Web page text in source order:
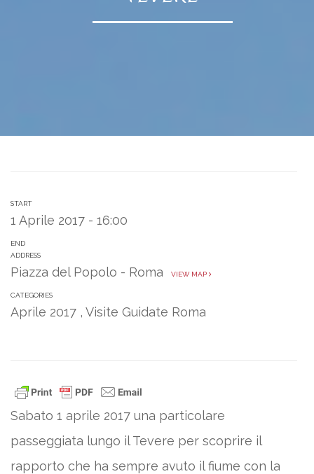
START
1 Aprile 2017 - 16:00
END
ADDRESS
Piazza del Popolo - Roma VIEW MAP
CATEGORIES
Aprile 2017 , Visite Guidate Roma
Sabato 1 aprile 2017 una particolare
passeggiata lungo il Tevere per scoprire il
rapporto che ha sempre avuto il fiume con la